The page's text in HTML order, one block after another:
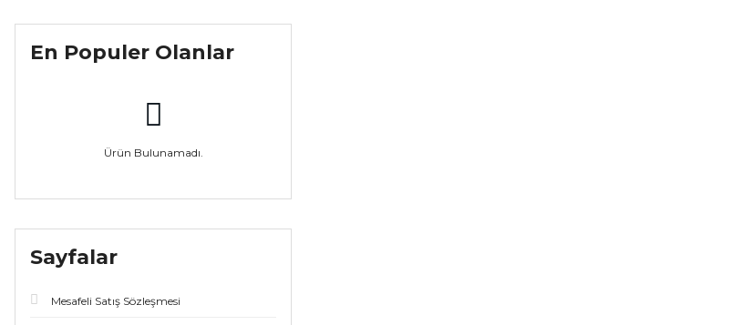
En Populer Olanlar
Ürün Bulunamadı.
Sayfalar
Mesafeli Satış Sözleşmesi